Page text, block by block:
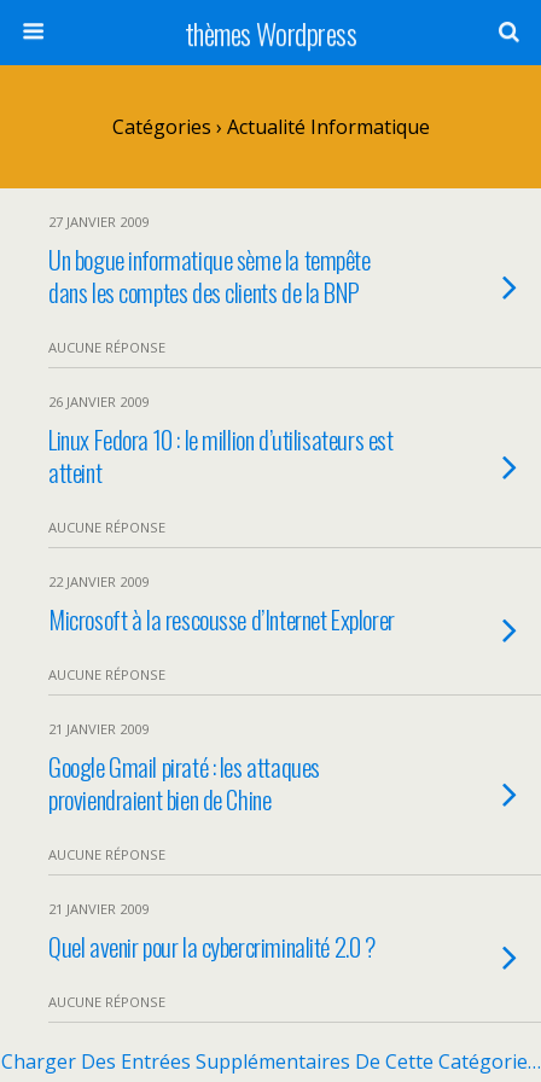
thèmes Wordpress
Catégories › Actualité Informatique
27 JANVIER 2009
Un bogue informatique sème la tempête
dans les comptes des clients de la BNP
AUCUNE RÉPONSE
26 JANVIER 2009
Linux Fedora 10 : le million d’utilisateurs est
atteint
AUCUNE RÉPONSE
22 JANVIER 2009
Microsoft à la rescousse d’Internet Explorer
AUCUNE RÉPONSE
21 JANVIER 2009
Google Gmail piraté : les attaques
proviendraient bien de Chine
AUCUNE RÉPONSE
21 JANVIER 2009
Quel avenir pour la cybercriminalité 2.0 ?
AUCUNE RÉPONSE
Charger Des Entrées Supplémentaires De Cette Catégorie…